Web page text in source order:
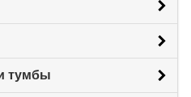
тумбы